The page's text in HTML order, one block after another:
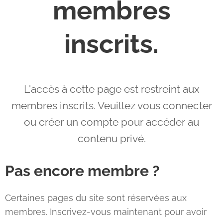
membres
inscrits.
L'accès à cette page est restreint aux
membres inscrits. Veuillez vous connecter
ou créer un compte pour accéder au
contenu privé.
Pas encore membre ?
Certaines pages du site sont réservées aux
membres. Inscrivez-vous maintenant pour avoir